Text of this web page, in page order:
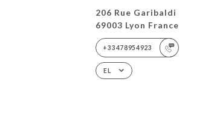
206 Rue Garibaldi
69003 Lyon France
+33478954923
EL